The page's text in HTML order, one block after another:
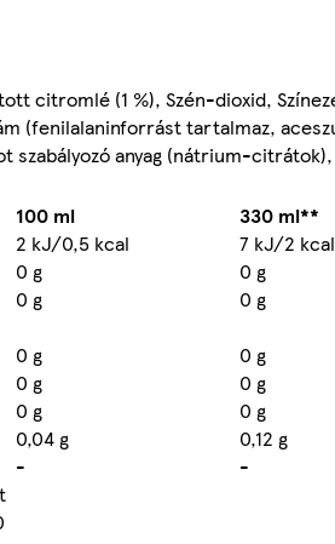
citromlé (1 %), Szén-dioxid,
(fenilalaninforrást tartalmaz,
szabályozó anyag (nátrium-
100 ml
330 ml**
2 kJ/0,5 kcal
7 kJ/2 kcal
0 g
0 g
0 g
0 g
0 g
0 g
0 g
0 g
0 g
0 g
0,04 g
0,12 g
- -